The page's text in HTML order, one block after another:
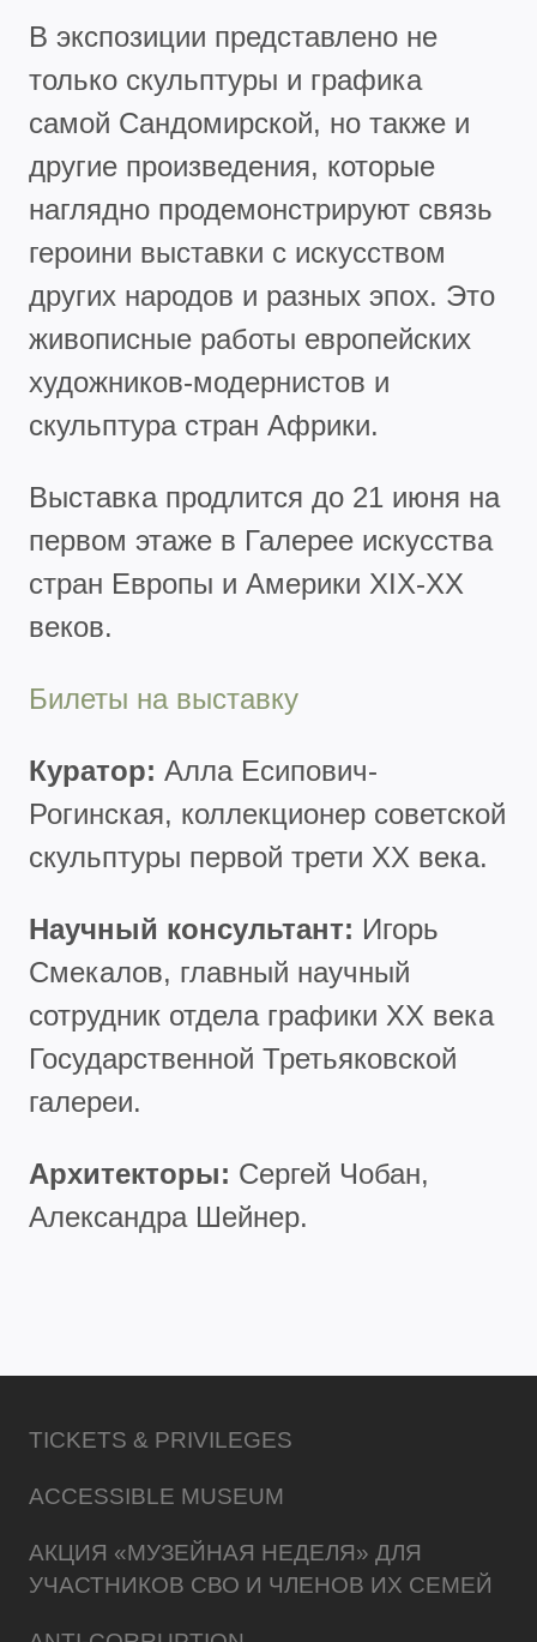
В экспозиции представлено не
только скульптуры и графика
самой Сандомирской, но также и
другие произведения, которые
наглядно продемонстрируют связь
героини выставки с искусством
других народов и разных эпох. Это
живописные работы европейских
художников-модернистов и
скульптура стран Африки.
Выставка продлится до 21 июня на
первом этаже в Галерее искусства
стран Европы и Америки XIX-XX
веков.
Билеты на выставку
Куратор: Алла Есипович-
Рогинская, коллекционер советской
скульптуры первой трети XX века.
Научный консультант: Игорь
Смекалов, главный научный
сотрудник отдела графики XX века
Государственной Третьяковской
галереи.
Архитекторы: Сергей Чобан,
Александра Шейнер.
TICKETS & PRIVILEGES
ACCESSIBLE MUSEUM
АКЦИЯ «МУЗЕЙНАЯ НЕДЕЛЯ» ДЛЯ
УЧАСТНИКОВ СВО И ЧЛЕНОВ ИХ СЕМЕЙ